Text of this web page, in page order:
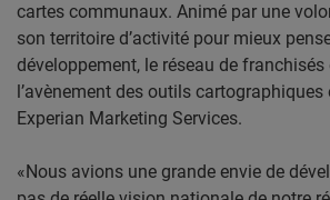
cartes communaux. Animé par une
son territoire d’activité pour mieux
développement, le réseau de
l’avènement des outils cartographiques
Experian Marketing Services.
«Nous avions une grande envie de